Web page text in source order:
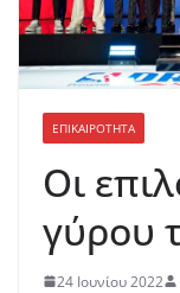
ΕΠΙΚΑΙΡΟΤΗΤΑ
Οι
γύρου
24 Ιουνίου 2022